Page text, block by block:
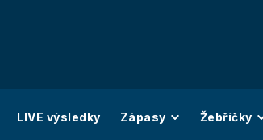
LIVE výsledky Zápasy Žebříčky